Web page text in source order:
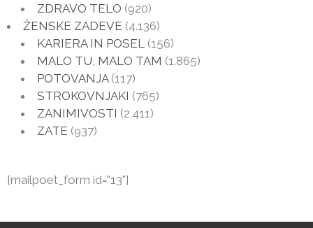
ZDRAVO TELO (920)
ŽENSKE ZADEVE (4.136)
KARIERA IN POSEL (156)
MALO TU, MALO TAM (1.865)
POTOVANJA(117)
STROKOVNJAKI (765)
ZANIMIVOSTI (2.411)
ZATE (937)
[mailpoet_form id="13"]